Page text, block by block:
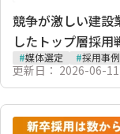
競争が激しい建設
したトップ層採用
#媒体選定 #採用事例
更新日： 2026-06-11